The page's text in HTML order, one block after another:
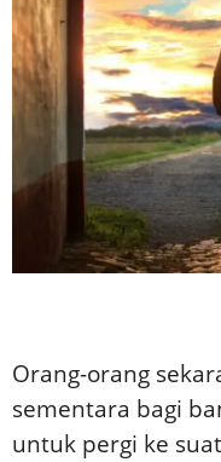
Orang-orang
sementara bagi
untuk pergi ke